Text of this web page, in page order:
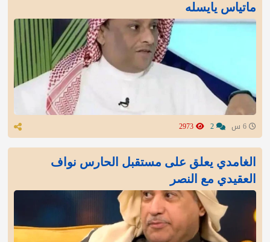
ماتياس يايسله
الغامدي يعلق على مستقبل الحارس نواف
العقيدي مع النصر